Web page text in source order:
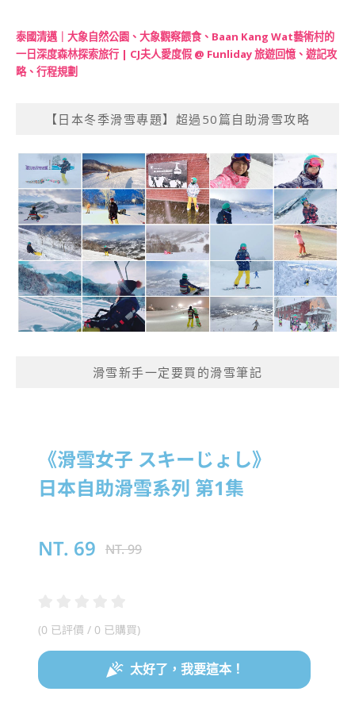
泰國清邁｜大象自然公園、大象觀察餵食、Baan Kang Wat藝術村的
一日深度森林探索旅行 | CJ夫人愛度假 @ Funliday 旅遊回憶、遊記攻
略、行程規劃
【日本冬季滑雪專題】超過50篇自助滑雪攻略
滑雪新手一定要買的滑雪筆記